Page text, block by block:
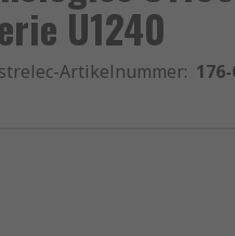
U1240
Artikelnummer: